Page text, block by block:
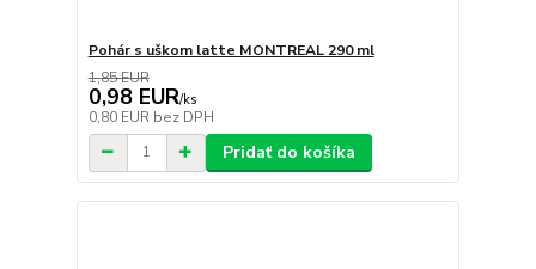
Pohár s uškom latte MONTREAL 290 ml
1,85 EUR
0,98 EUR/ks
0,80 EUR bez DPH
Pridať do košíka